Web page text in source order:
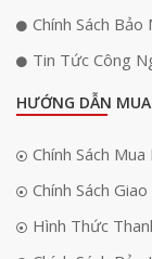
Chính Sách
Tin Tức Công
HƯỚNG DẪN
Chính Sách
Chính Sách
Hình Thức